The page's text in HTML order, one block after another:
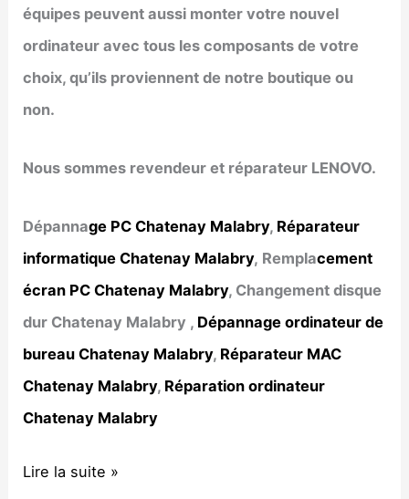
équipes peuvent aussi monter votre nouvel
ordinateur avec tous les composants de votre
choix, qu’ils proviennent de notre boutique ou
non.
Nous sommes revendeur et réparateur LENOVO.
Dépannage PC Chatenay Malabry, Réparateur
informatique Chatenay Malabry, Remplacement
écran PC Chatenay Malabry, Changement disque
dur Chatenay Malabry , Dépannage ordinateur de
bureau Chatenay Malabry, Réparateur MAC
Chatenay Malabry, Réparation ordinateur
Chatenay Malabry
Dépannage
Lire la suite »